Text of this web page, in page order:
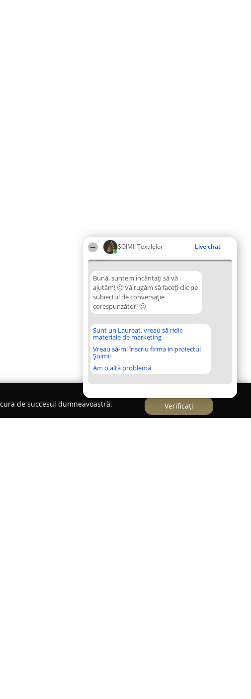
ȘOIMII Textilelor Live chat
00:03
Bună, suntem încântați să vă
ajutăm! 🙂 Vă rugăm să faceți clic pe
subiectul de conversație
corespunzător! 🙂
Sunt un Laureat, vreau să ridic
materiale de marketing
Vreau să-mi înscriu firma in proiectul
Șoimii
Am o altă problemă
de succesul dumneavoastră.
Verificați